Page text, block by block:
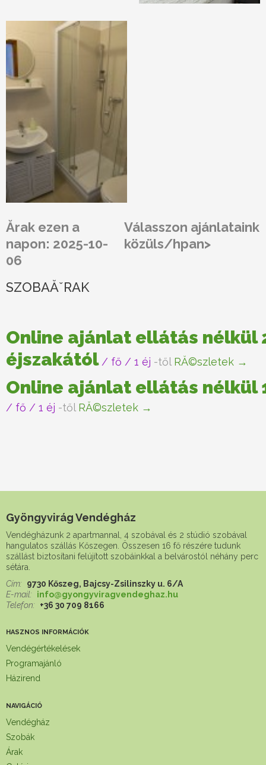
Ărak ezen a
napon: 2025-10-
06
Válasszon ajánlataink
közüls/hpan>
SZOBAĂˇRAK
Online ajánlat ellátás nélkül
éjszakától / fő / 1 éj -től RĂ©szletek →
Online ajánlat ellátás nélkül
/ fő / 1 éj -től RĂ©szletek →
Gyöngyvirág Vendégház
Vendégházunk 2 apartmannal, 4 szobával és 2 stúdió szobával
hangulatos szállás Kőszegen. Összesen 16 fő részére tudunk
szállást biztosítani felújított szobáinkkal a belvárostól néhány perc
sétára.
Cím:
9730 Kőszeg, Bajcsy-Zsilinszky u. 6/A
E-mail:
info@gyongyviragvendeghaz.hu
Telefon:
+36 30 709 8166
HASZNOS INFORMÁCIÓK
Vendégértékelések
Programajánló
Házirend
NAVIGÁCIÓ
Vendégház
Szobák
Árak